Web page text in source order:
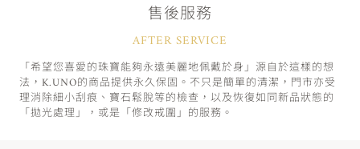
售後服務
AFTER SERVICE
「希望您喜愛的珠寶能夠永遠美麗地佩戴於身」源自於這樣的想
法，K.UNO的商品提供永久保固。不只是簡單的清潔，門市亦受
理消除細小刮痕、寶石鬆脫等的檢查，以及恢復如同新品狀態的
「拋光處理」，或是「修改戒圍」的服務。